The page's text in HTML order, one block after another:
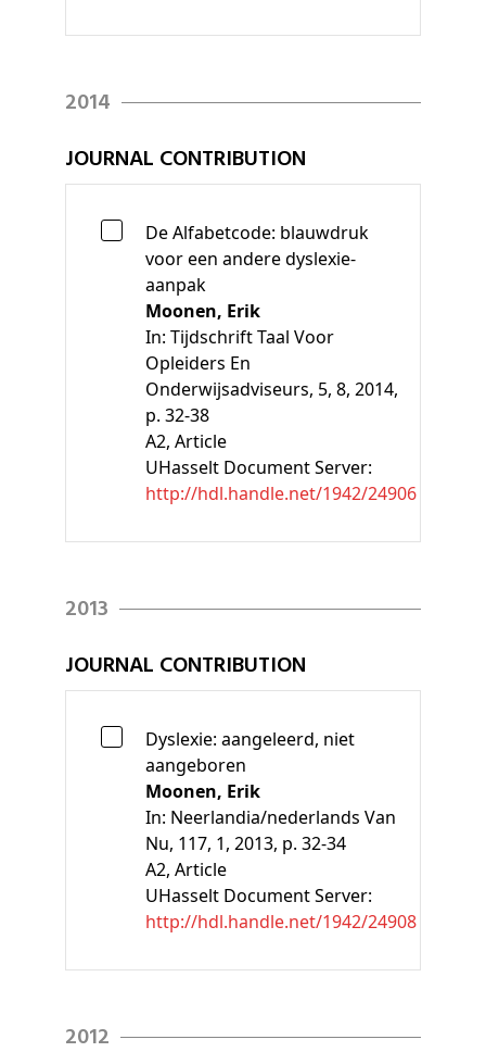
2014
JOURNAL CONTRIBUTION
De Alfabetcode: blauwdruk
voor een andere dyslexie-
aanpak
Moonen, Erik
In: Tijdschrift Taal Voor
Opleiders En
Onderwijsadviseurs, 5, 8, 2014,
p. 32-38
A2, Article
UHasselt Document Server:
http://hdl.handle.net/1942/24906
2013
JOURNAL CONTRIBUTION
Dyslexie: aangeleerd, niet
aangeboren
Moonen, Erik
In: Neerlandia/nederlands Van
Nu, 117, 1, 2013, p. 32-34
A2, Article
UHasselt Document Server:
http://hdl.handle.net/1942/24908
2012